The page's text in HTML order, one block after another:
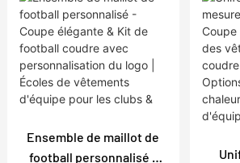
Ensemble de maillot de
football personnalisé -